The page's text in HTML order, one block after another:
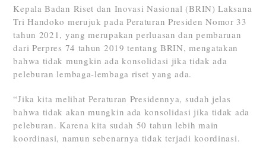
Kepala Badan Riset dan Inovasi Nasional (BRIN) Laksana
Tri Handoko merujuk pada Peraturan Presiden Nomor 33
tahun 2021, yang merupakan perluasan dan pembaruan
dari Perpres 74 tahun 2019 tentang BRIN, mengatakan
bahwa tidak mungkin ada konsolidasi jika tidak ada
peleburan lembaga-lembaga riset yang ada.
“Jika kita melihat Peraturan Presidennya, sudah jelas
bahwa tidak akan mungkin ada konsolidasi jika tidak ada
peleburan. Karena kita sudah 50 tahun lebih main
koordinasi, namun sebenarnya tidak terjadi koordinasi.